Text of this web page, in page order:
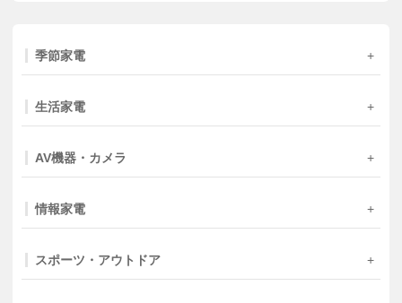
季節家電
生活家電
AV機器・カメラ
情報家電
スポーツ・アウトドア